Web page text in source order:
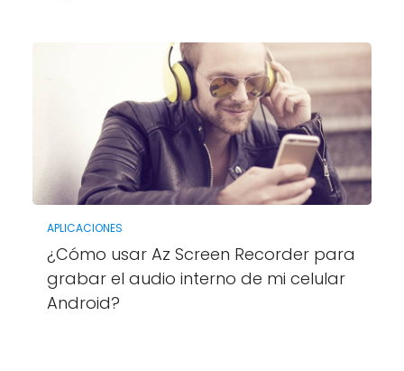
APLICACIONES
¿Cómo usar Az Screen Recorder para
grabar el audio interno de mi celular
Android?